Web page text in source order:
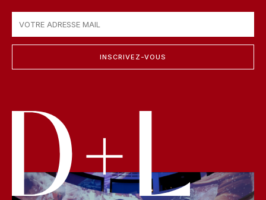
INSCRIVEZ-VOUS